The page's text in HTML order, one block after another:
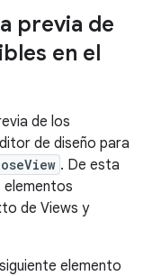
previa de
en el
de los
de diseño para
. De esta
elementos
de Views y
elemento